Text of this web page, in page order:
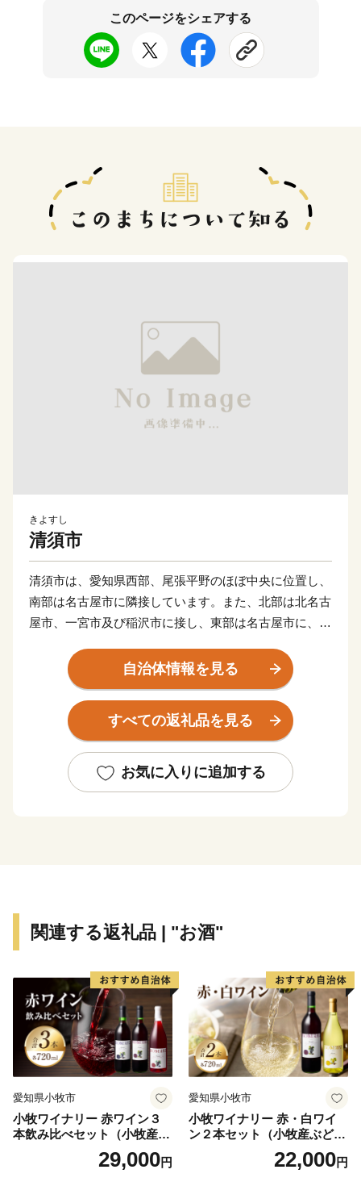
このページをシェアする
きよすし
清須市
清須市は、愛知県西部、尾張平野のほぼ中央に位置し、
南部は名古屋市に隣接しています。また、北部は北名古
屋市、一宮市及び稲沢市に接し、東部は名古屋市に、西
面積は、1,735haで、東西約5.5km、南北約8.0kmの広
がりをもち、愛知県の面積の0.34％にあたります。
地形は比較的平坦で、庄内川の下流域にあり、ほとんど
の地域が海抜10m未満となっています。また、庄内川の
境に恵まれ、四季折々の風景を楽しむことができます。
平成17年7月7日に西枇杷島町、清洲町、新川町が合
自治体情報を見る
すべての返礼品を見る
お気に入りに追加する
関連する返礼品 | "お酒"
愛知県小牧市
小牧ワイナリー 赤ワイン３
本飲み比べセット（小牧産ぶ
どう100％使用）29,000円
愛知県小牧市
小牧ワイナリー 赤・白ワイ
ン２本セット（小牧産ぶどう
22,000円